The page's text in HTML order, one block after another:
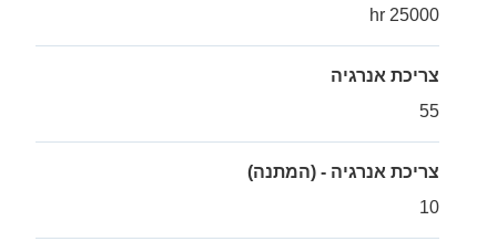
25000 hr
צריכת אנרגיה
55
צריכת אנרגיה - (המתנה)
10